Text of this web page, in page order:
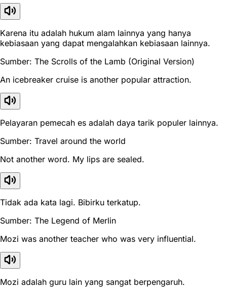
Karena itu adalah hukum alam lainnya yang hanya
kebiasaan yang dapat mengalahkan kebiasaan lainnya.
Sumber: The Scrolls of the Lamb (Original Version)
An icebreaker cruise is another popular attraction.
Pelayaran pemecah es adalah daya tarik populer lainnya.
Sumber: Travel around the world
Not another word. My lips are sealed.
Tidak ada kata lagi. Bibirku terkatup.
Sumber: The Legend of Merlin
Mozi was another teacher who was very influential.
Mozi adalah guru lain yang sangat berpengaruh.